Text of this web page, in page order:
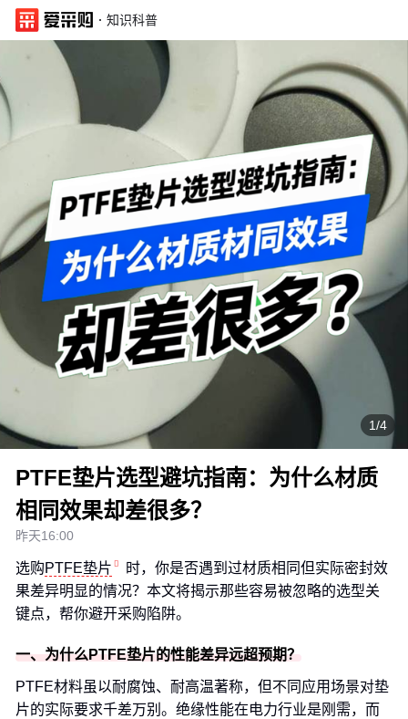
· 知识科普
1/4
PTFE垫片选型避坑指南：为什么材质
相同效果却差很多？
昨天16:00
选购PTFE垫片
时，你是否遇到过材质相同但实际密封效
果差异明显的情况？本文将揭示那些容易被忽略的选型关
键点，帮你避开采购陷阱。
一、为什么PTFE垫片的性能差异远超预期？
PTFE材料虽以耐腐蚀、耐高温著称，但不同应用场景对垫
片的实际要求千差万别。绝缘性能在电力行业是刚需，而